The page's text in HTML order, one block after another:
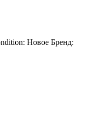
Новое Бренд: